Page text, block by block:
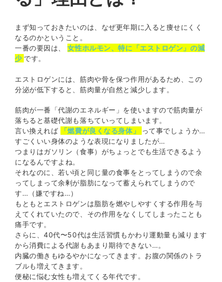
まず知っておきたいのは、なぜ更年期に入ると痩せにくく
なるのかということ。
一番の要因は、女性ホルモン、特に「エストロゲン」の減
少 です。
エストロゲンには、筋肉や骨を保つ作用があるため、この
分泌が低下すると、筋肉量が自然と減少します。
筋肉が一番「代謝のエネルギー」を使いますので筋肉量が
落ちると基礎代謝も落ちていってしまいます。
言い換えれば
「燃費が良くなる身体」
って事でしょうか…
すごくいい身体のような表現になりましたが…
つまりはガソリン（食事）がちょっとでも生活できるよう
になるんですよね。
それなのに、若い頃と同じ量の食事をとってしまうので余
ってしまって余剰が脂肪になって蓄えられてしまうので
す…（嫌ですね…）
もともとエストロゲンは脂肪を燃やしやすくする作用を与
えてくれていたので、その作用をなくしてしまったことも
痛手です。
さらに、40代〜50代は生活習慣もかわり運動量も減ります
から消費による代謝もあまり期待できない…。
内臓の働きもゆるやかになってきます。お腹の関係のトラ
ブルも増えてきます。
便秘に悩む女性も増えてくる年代です。